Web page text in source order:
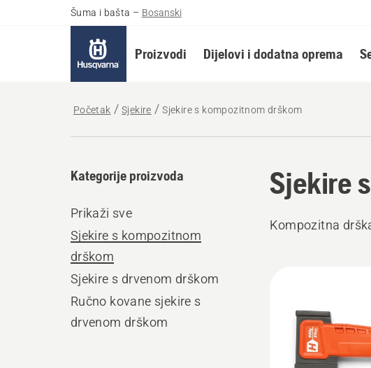
Šuma i bašta – Bosanski
Proizvodi Dijelovi i dodatna oprema
Početak Sjekire Sjekire s kompozitnom drškom
Sjekire
Kategorije proizvoda
Prikaži sve
Sjekire s kompozitnom
drškom
Sjekire s drvenom drškom
Ručno kovane sjekire s
drvenom drškom
Kompozitna
proizvode